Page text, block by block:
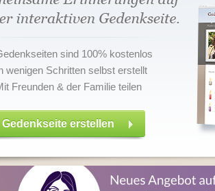
sind 100% kostenlos
wenigen Schritten selbst erstellt
Freunden & der Familie teilen
Gedenkseite erstellen